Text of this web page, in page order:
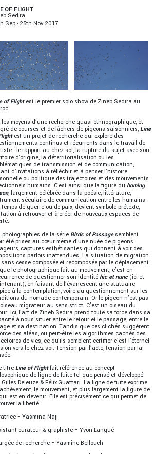
OF FLIGHT
Sedira
Sep - 25Th Nov 2017
of Flight est le premier solo show de Zineb Sedira au
les moyens d’une recherche quasi-ethnographique, et
de courses et de lâchers de pigeons saisonniers,Line
est un projet de recherche qui explore des
continus et récurrents dans le travail de
: le rapport au chez-soi, la rupture du sujet avec son
d’origine, la déterritorialisation ou les
de transmission et de communication,
d’invitations à réfléchir et à penser l’histoire
ou politique des trajectoires et des mouvements
humains. C’est ainsi que la figure du homing
, largement célébrée dans la poésie, littérature,
séculaire de communication entre les humains
temps de guerre ou de paix, devient symbole prétexte,
à retrouver et à créer de nouveaux espaces de
photographies de la série Birds of Passagesemblent
été prises au cœur même d’une nuée de pigeons
captures esthétisantes qui donnent à voir des
parfois inattendues. La situation de migration
cesse composée et recomposée par le déplacement.
le photographique fait au mouvement, c’est en
de questionner son identité hic et nunc(ici et
en faisant de l’évanescent une statuaire
à la contemplation, voire au questionnement sur les
du nomade contemporain. Or le pigeon n’est pas
migrateur au sens strict. C’est un oiseau du
Ici, l’art de Zineb Sedira prend toute sa force dans sa
à nous situer entre le retour et le passage, entre le
et sa destination. Tandis que ces clichés suggèrent
des aléas, ou peut-être les algorithmes cachés des
de vies, ce qu’ils semblent certifier c’est l’éternel
vers le chez-soi. Tension par l’acte, tension par la
titre Line of Flightfait référence au concept
de ligne de fuite tel que pensé et développé
Gilles Deleuze & Félix Guattari. La ligne de fuite exprime
le mouvement, et plus largement la figure de
est en devenir. Elle est précisément ce qui permet de
la liberté.
– Yasmina Naji
curateur & graphiste – Yvon Langué
de recherche – Yasmine Bellouch